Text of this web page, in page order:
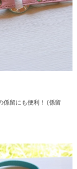
係留にも便利！ (係留